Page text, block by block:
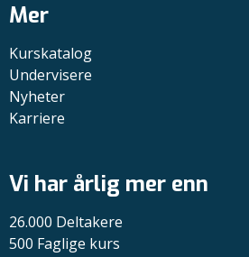
Mer
Kurskatalog
Undervisere
Nyheter
Karriere
Vi har årlig mer enn
26.000 Deltakere
500 Faglige kurs